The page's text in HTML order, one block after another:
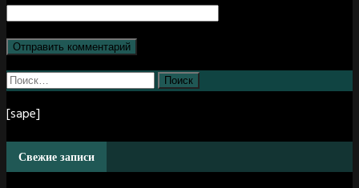
Найти:
[sape]
Свежие записи